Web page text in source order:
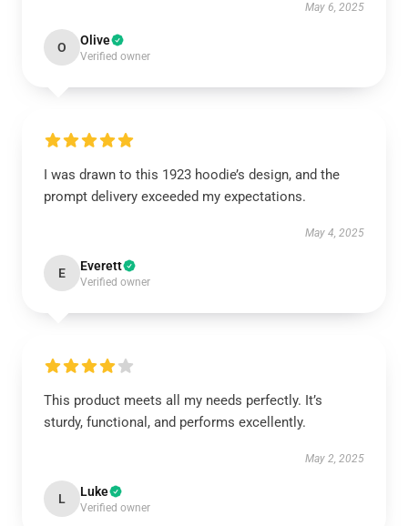
May 6, 2025
O Olive
Verified owner
I was drawn to this 1923 hoodie’s design, and the
prompt delivery exceeded my expectations.
May 4, 2025
E Everett
Verified owner
This product meets all my needs perfectly. It’s
sturdy, functional, and performs excellently.
May 2, 2025
L Luke
Verified owner